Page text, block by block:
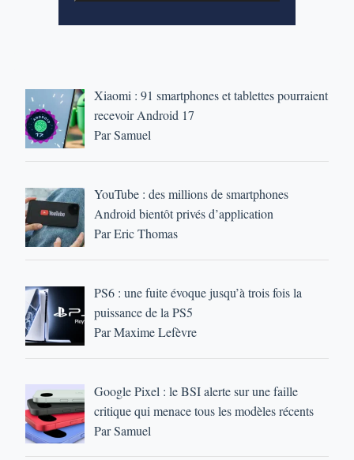
Xiaomi : 91 smartphones et tablettes pourraient
recevoir Android 17
Par Samuel
YouTube : des millions de smartphones
Android bientôt privés d’application
Par Eric Thomas
PS6 : une fuite évoque jusqu’à trois fois la
puissance de la PS5
Par Maxime Lefèvre
Google Pixel : le BSI alerte sur une faille
critique qui menace tous les modèles récents
Par Samuel